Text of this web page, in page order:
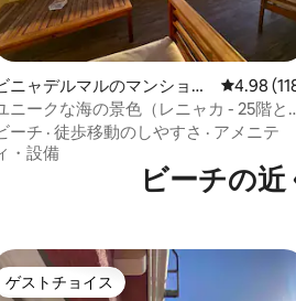
5つ星中4.96つ星の平均評価
ニャデルマルのマンショ
・アパート
レビュー
4.98
ニークな海の景色（レニャカ - 25階と2
のプール）
ーチ · 徒歩移動のしやすさ · アメニテ
・設備
ビーチの
ゲストチョイス
ゲストチョイス